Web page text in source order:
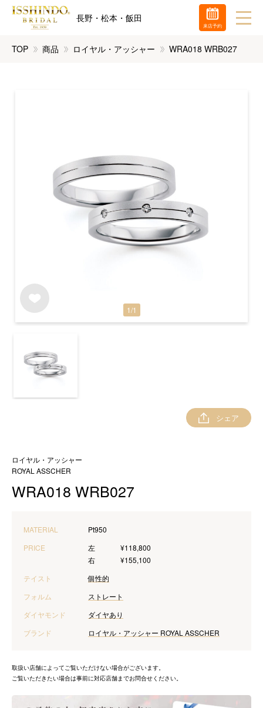
長野・松本・飯田
TOP 商品 ロイヤル・アッシャー WRA018 WRB027
ロイヤル・アッシャー
ROYAL ASSCHER
WRA018 WRB027
1/1
シェア
MATERIAL
Pt950
PRICE
左
¥118,800
右
¥155,100
テイスト
個性的
フォルム
ストレート
ダイヤモンド
ダイヤあり
ブランド
ロイヤル・アッシャー ROYAL ASSCHER
取扱い店舗によってご覧いただけない場合がございます。
ご覧いただきたい場合は事前に対応店舗までお問合せください。
来店予約